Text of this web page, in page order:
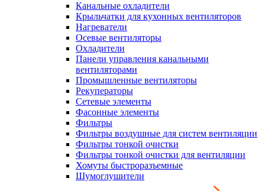
Канальные охладители
Крыльчатки для кухонных вентиляторов
Нагреватели
Осевые вентиляторы
Охладители
Панели управления канальными
вентиляторами
Промышленные вентиляторы
Рекуператоры
Сетевые элементы
Фасонные элементы
Фильтры
Фильтры воздушные для систем вентиляции
Фильтры тонкой очистки
Фильтры тонкой очистки для вентиляции
Хомуты быстроразъемные
Шумоглушители